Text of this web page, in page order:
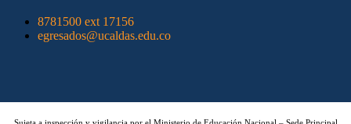
8781500 ext 17156
egresados@ucaldas.edu.co